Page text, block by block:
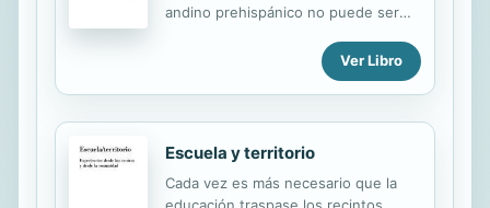
andino prehispánico no puede ser
educación formal, que empieza en el
mundo colonial peruano. Por ello, su
trabajo trata sobre las formas
tradicionales de transmisión de
saberes en la cultura andina. Este
trabajo se basa en las evidencias que
proporcionan tanto las
Ver Libro
Escuela y territorio
Cada vez es más necesario que la
educación traspase los recintos